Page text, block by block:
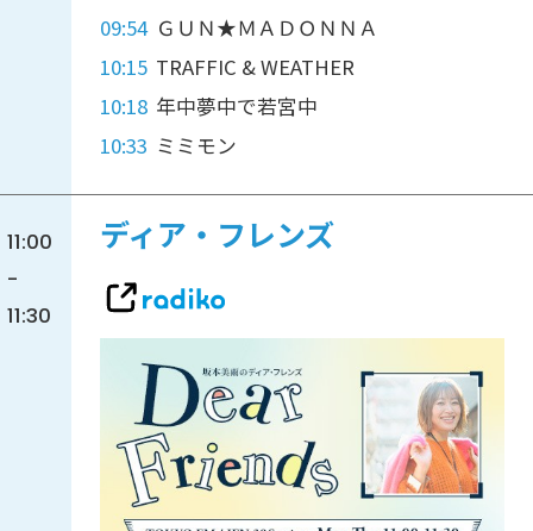
09:54 ＧＵＮ★ＭＡＤＯＮＮＡ
10:15 TRAFFIC & WEATHER
10:18 年中夢中で若宮中
10:33 ミミモン
11:00
-
11:30
ディア・フレンズ